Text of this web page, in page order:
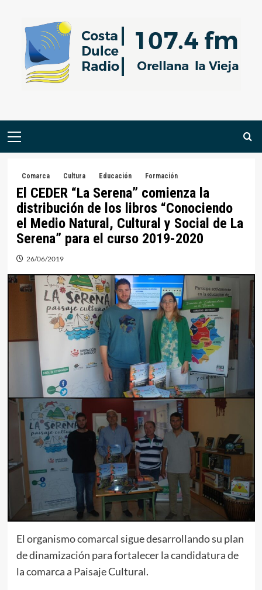
contenido
Menú
Comarca Cultura Educación Formación
El CEDER “La Serena” comienza la
distribución de los libros “Conociendo
el Medio Natural, Cultural y Social de La
Serena” para el curso 2019-2020
26/06/2019
El organismo comarcal sigue desarrollando su plan
de dinamización para fortalecer la candidatura de
la comarca a Paisaje Cultural.